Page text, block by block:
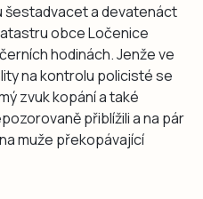
šestadvacet a devatenáct
obce Ločenice
hodinách. Jenže ve
na kontrolu policisté se
zvuk kopání a také
přiblížili a na pár
muže překopávající